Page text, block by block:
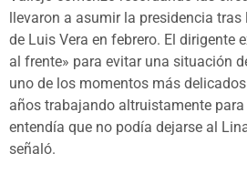
llevaron a asumir la presidencia
de Luis Vera en febrero. El dirigente
al frente» para evitar una situación
uno de los momentos más
años trabajando altruistamente
entendía que no podía dejarse al
señaló.